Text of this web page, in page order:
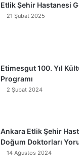
Etlik Şehir Hastanesi
21 Şubat 2025
Etimesgut 100. Yıl
Programı
2 Şubat 2024
Ankara Etlik Şehir
Doğum Doktorları
14 Ağustos 2024